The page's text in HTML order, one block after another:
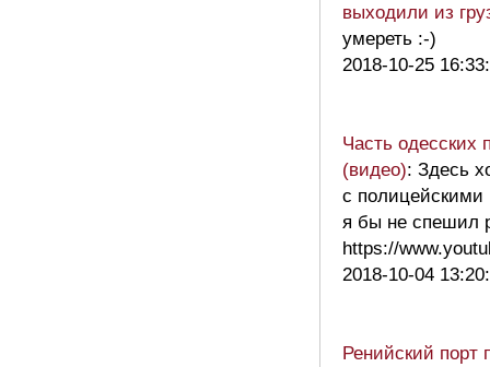
выходили из
умереть :-)
2018-10-25
Часть одесских
(видео): Здесь
с полицейскими
я бы не спешил
https://
2018-10-04
Ренийский порт